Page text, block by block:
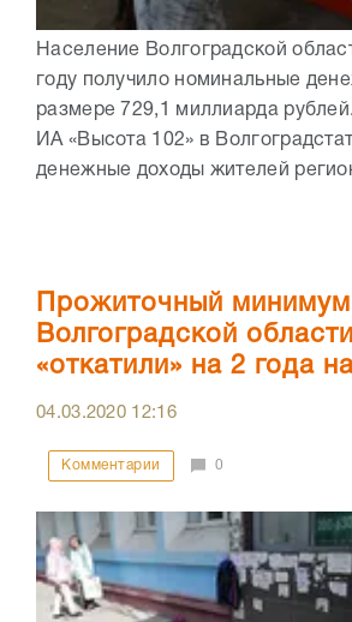
Население Волгоградской
году получило номинальные
размере 729,1 миллиарда
ИА «Высота 102» в
денежные доходы жителей
Прожиточный
Волгоградской области
«откатили» на 2 года
04.03.2020 12:16
Комментарии 0